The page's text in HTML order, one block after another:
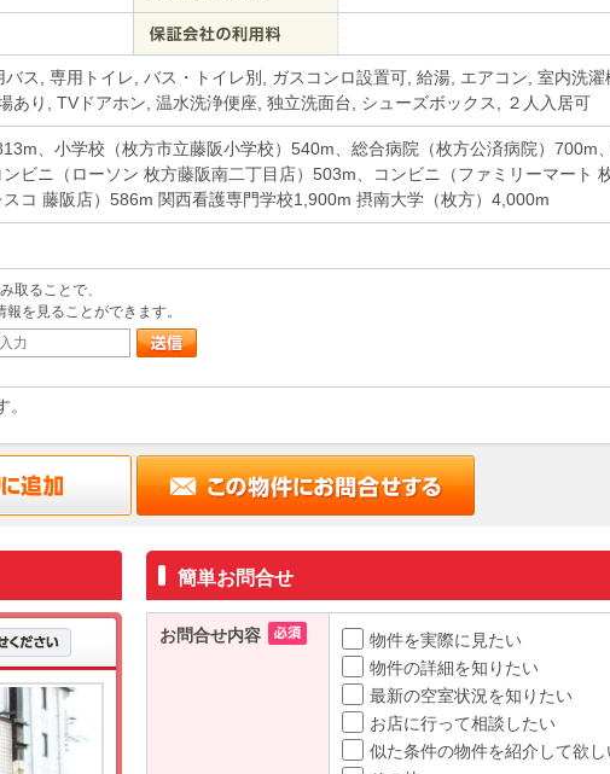
ス, 専用トイレ, バス・トイレ別, ガスコンロ設置可, 給湯, エアコン, 室内洗濯
あり, TVドアホン, 温水洗浄便座, 独立洗面台, シューズボックス, ２人入居可
、小学校（枚方市立藤阪小学校）540m、総合病院（枚方公済病院）700m
ンビニ（ローソン 枚方藤阪南二丁目店）503m、コンビニ（ファミリーマート
コ 藤阪店）586m 関西看護専門学校1,900m 摂南大学（枚方）4,000m
取ることで、
を見ることができます。
簡単お問合せ